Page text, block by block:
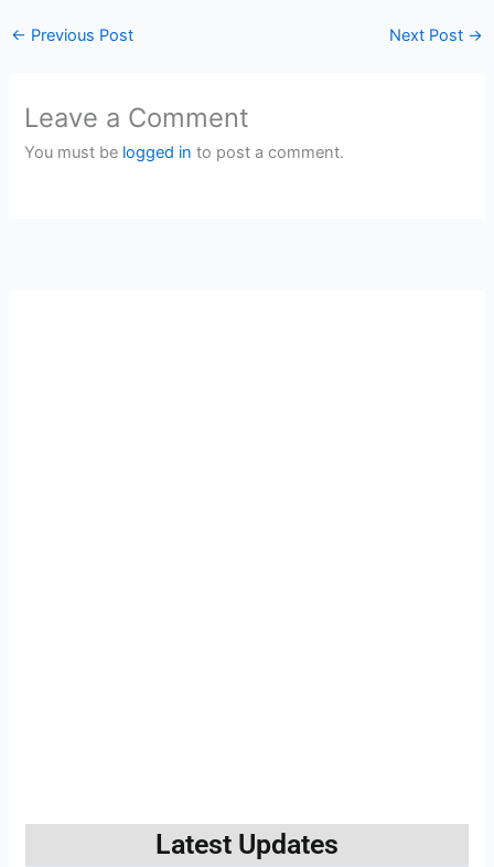
← Previous Post Next Post →
Leave a Comment
You must be logged in to post a comment.
Latest Updates